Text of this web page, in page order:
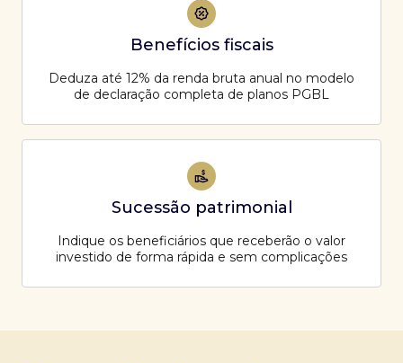
Benefícios fiscais
Deduza até 12% da renda bruta anual no modelo
de declaração completa de planos PGBL
Sucessão patrimonial
Indique os beneficiários que receberão o valor
investido de forma rápida e sem complicações